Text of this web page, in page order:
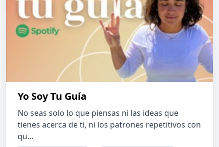
Yo Soy Tu Guía
No seas solo lo que piensas ni las ideas que
tienes acerca de ti, ni los patrones repetitivos con
qu...